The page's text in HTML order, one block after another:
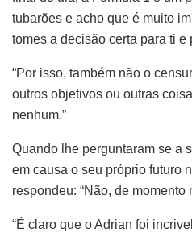
tubarões e acho que é muito
tomes a decisão certa para ti e
“Por isso, também não o
outros objetivos ou outras
nenhum.”
Quando lhe perguntaram se a
em causa o seu próprio futuro
respondeu: “Não, de momento
“É claro que o Adrian foi